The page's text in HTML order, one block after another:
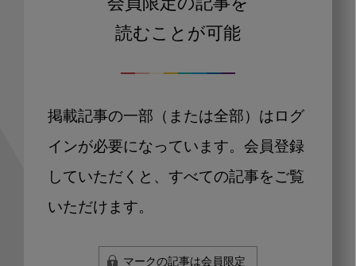
会員限定の記事を
読むことが可能
掲載記事の一部（または全部）はログ
インが必要になっています。会員登録
していただくと、すべての記事をご覧
いただけます。
マークの記事は会員限定